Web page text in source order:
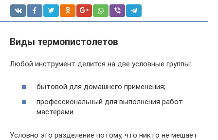
Виды термопистолетов
Любой инструмент делится на две условные группы:
бытовой для домашнего применения;
профессиональный для выполнения работ
мастерами.
Условно это разделение потому, что никто не мешает